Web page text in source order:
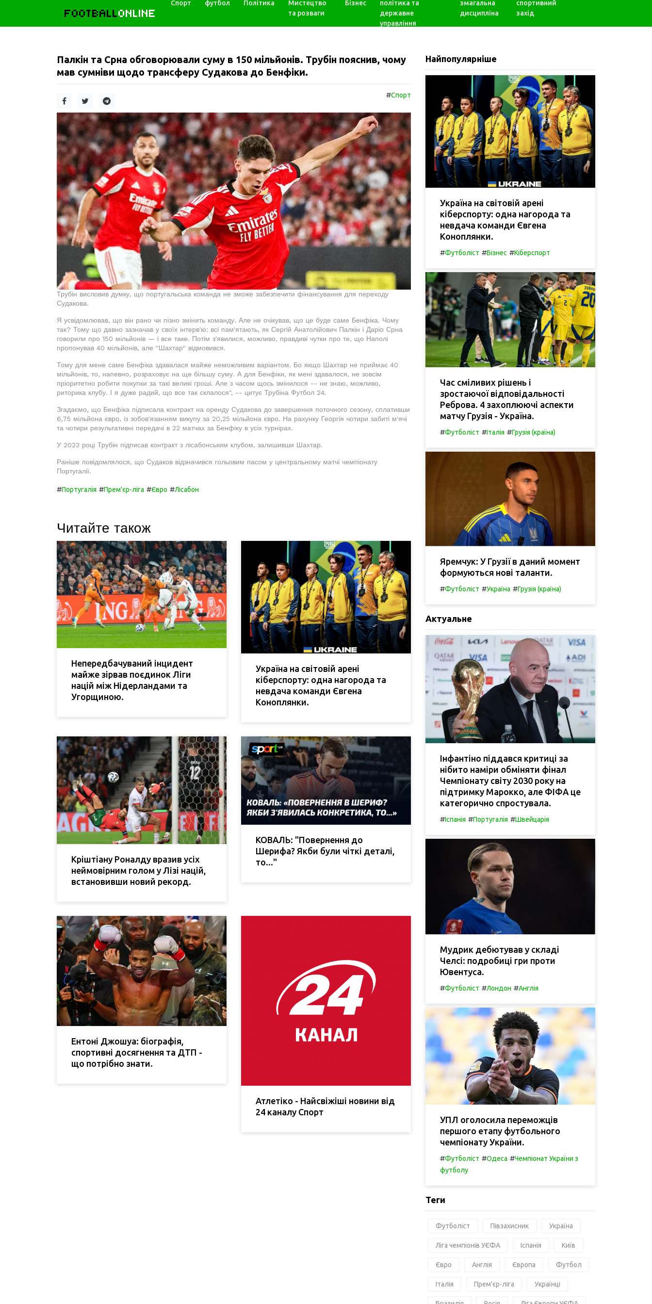
FOOTBALLONLINE
Спорт футбол Політика
Мистецтво
та розваги
Бізнес
політика та
державне
управління
змагальна
дисципліна
спортивний
захід
Палкін та Срна обговорювали суму в 150 мільйонів. Трубін пояснив, чому
мав сумніви щодо трансферу Судакова до Бенфіки.
#Спорт
Трубін висловив думку, що португальська команда не зможе забезпечити фінансування для переходу
Судакова.
Я усвідомлював, що він рано чи пізно змінить команду. Але не очікував, що це буде саме Бенфіка. Чому
так? Тому що давно зазначав у своїх інтерв'ю: всі пам'ятають, як Сергій Анатолійович Палкін і Даріо Срна
говорили про 150 мільйонів — і все таке. Потім з'явилися, можливо, правдиві чутки про те, що Наполі
пропонував 40 мільйонів, але "Шахтар" відмовився.
Тому для мене саме Бенфіка здавалася майже неможливим варіантом. Бо якщо Шахтар не приймає 40
мільйонів, то, напевно, розраховує на ще більшу суму. А для Бенфіки, як мені здавалося, не зовсім
пріоритетно робити покупки за такі великі гроші. Але з часом щось змінилося -- не знаю, можливо,
риторика клубу. І я дуже радий, що все так склалося", -- цитує Трубіна Футбол 24.
Згадаємо, що Бенфіка підписала контракт на оренду Судакова до завершення поточного сезону, сплативши
6,75 мільйона євро, із зобов'язанням викупу за 20,25 мільйона євро. На рахунку Георгія чотири забиті м'ячі
та чотири результативні передачі в 22 матчах за Бенфіку в усіх турнірах.
У 2023 році Трубін підписав контракт з лісабонським клубом, залишивши Шахтар.
Раніше повідомлялося, що Судаков відзначився гольовим пасом у центральному матчі чемпіонату
Португалії.
#Португалія #Прем'єр-ліга #Євро #Лісабон
Читайте також
Непередбачуваний інцидент
майже зірвав поєдинок Ліги
націй між Нідерландами та
Угорщиною.
Україна на світовій арені
кіберспорту: одна нагорода та
невдача команди Євгена
Коноплянки.
Кріштіану Роналду вразив усіх
неймовірним голом у Лізі націй,
встановивши новий рекорд.
КОВАЛЬ: "Повернення до
Шерифа? Якби були чіткі деталі,
то..."
Ентоні Джошуа: біографія,
спортивні досягнення та ДТП -
що потрібно знати.
Атлетіко - Найсвіжіші новини від
24 каналу Спорт
Найпопулярніше
Україна на світовій арені
кіберспорту: одна нагорода та
невдача команди Євгена
Коноплянки.
#Футболіст #Бізнес #Кіберспорт
Час сміливих рішень і
зростаючої відповідальності
Реброва. 4 захоплюючі аспекти
матчу Грузія - Україна.
#Футболіст #Італія #Грузія (країна)
Яремчук: У Грузії в даний момент
формуються нові таланти.
#Футболіст #Україна #Грузія (країна)
Актуальне
Інфантіно піддався критиці за
нібито наміри обміняти фінал
Чемпіонату світу 2030 року на
підтримку Марокко, але ФІФА це
категорично спростувала.
#Іспанія #Португалія #Швейцарія
Мудрик дебютував у складі
Челсі: подробиці гри проти
Ювентуса.
#Футболіст #Лондон #Англія
УПЛ оголосила переможців
першого етапу футбольного
чемпіонату України.
#Футболіст #Одеса #Чемпіонат України з
футболу
Теги
Футболіст Півзахисник Україна
Ліга чемпіонів УЄФА Іспанія Київ
Євро Англія Європа Футбол
Італія Прем'єр-ліга Українці